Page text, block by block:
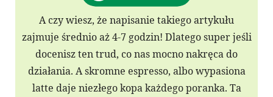
A czy wiesz, że napisanie takiego artykułu
zajmuje średnio aż 4-7 godzin! Dlatego super jeśli
docenisz ten trud, co nas mocno nakręca do
działania. A skromne espresso, albo wypasiona
latte daje niezłego kopa każdego poranka. Ta